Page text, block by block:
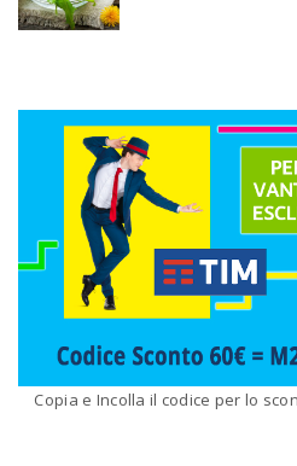
Copia e Incolla il codice per lo